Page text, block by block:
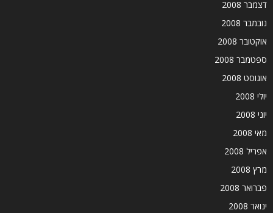
דצמבר 2008
נובמבר 2008
אוקטובר 2008
ספטמבר 2008
אוגוסט 2008
יולי 2008
יוני 2008
מאי 2008
אפריל 2008
מרץ 2008
פברואר 2008
ינואר 2008